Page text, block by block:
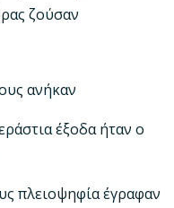
ζούσαν
ανήκαν
έξοδα ήταν ο
πλειοψηφία έγραφαν